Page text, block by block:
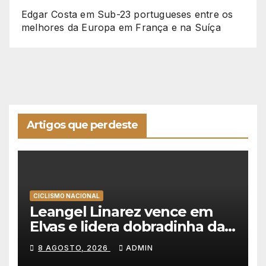
Edgar Costa em Sub-23 portugueses entre os
melhores da Europa em França e na Suíça
Artigos que perdeste
CICLISMO NACIONAL
Leangel Linarez vence em
Elvas e lidera dobradinha da
Tavfer-Ovos Matinados-
Mortágua
8 AGOSTO, 2026 ADMIN